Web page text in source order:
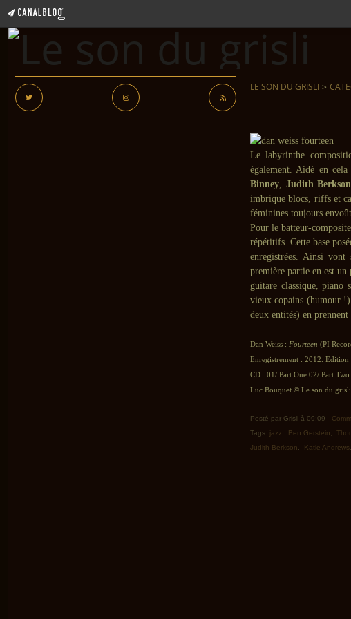
LE SON DU GRISLI >
Le labyrinthe
également. Aidé en
Binney, Judith Berkson
imbrique blocs, riffs et
féminines toujours
Pour le batteur-
répétitifs. Cette base
enregistrées. Ainsi
première partie en est un
guitare classique, piano
vieux copains (humour !)
deux entités) en
Dan Weiss : Fourteen (PI
Enregistrement : 2012. Edition
CD : 01/ Part One 02/ Part
Luc Bouquet © Le son du grisli
Posté par Grisli à 09:09 -
Tags: jazz Ben Gerstein
Judith Berkson
Katie Andrews